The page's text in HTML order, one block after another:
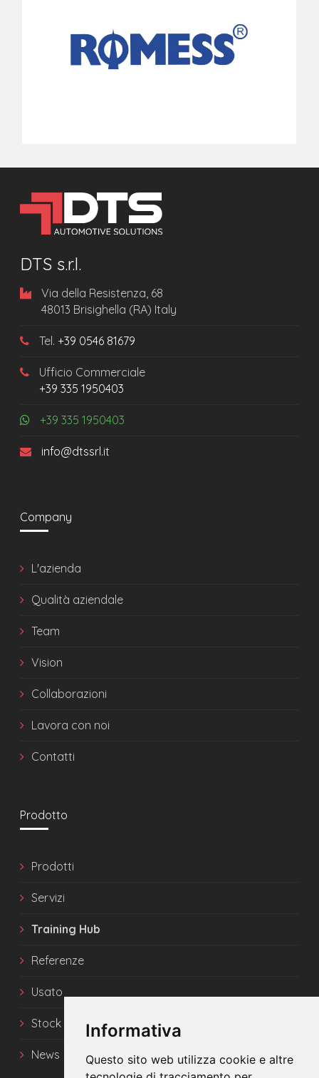
Informativa
Questo sito web utilizza cookie e altre
DTS s.r.l.
Via della Resistenza, 68
48013 Brisighella (RA) Italy
Tel.+39 0546 81679
Ufficio Commerciale
+39 335 1950403
+39 335 1950403
info@dtssrl.it
Company
L'azienda
Qualità aziendale
Team
Vision
Collaborazioni
Lavora con noi
Contatti
Prodotto
Prodotti
Servizi
Training Hub
Referenze
Usato
Stock
News